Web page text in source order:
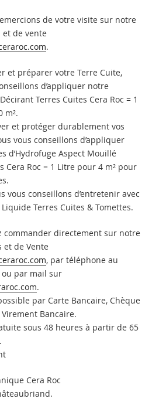
de votre visite sur notre
et de vente
.
et préparer votre Terre Cuite,
d’appliquer notre
Terres Cuites Cera Roc = 1
m².
et protéger durablement vos
vous conseillons d’appliquer
d’Hydrofuge Aspect Mouillé
Cera Roc = 1 Litre pour 4 m² pour
vous conseillons d’entretenir avec
Terres Cuites & Tomettes.
commander directement sur notre
et de Vente
, par téléphone au
ou par mail sur
.
par Carte Bancaire, Chèque
Bancaire.
sous 48 heures à partir de 65
Cera Roc